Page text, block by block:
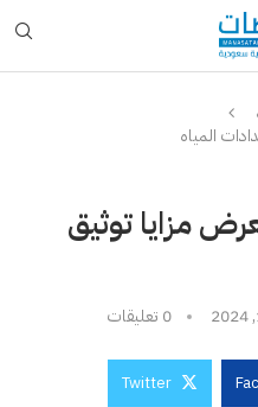
المياه
مزايا توثيق
0 تعليقات
Twitter